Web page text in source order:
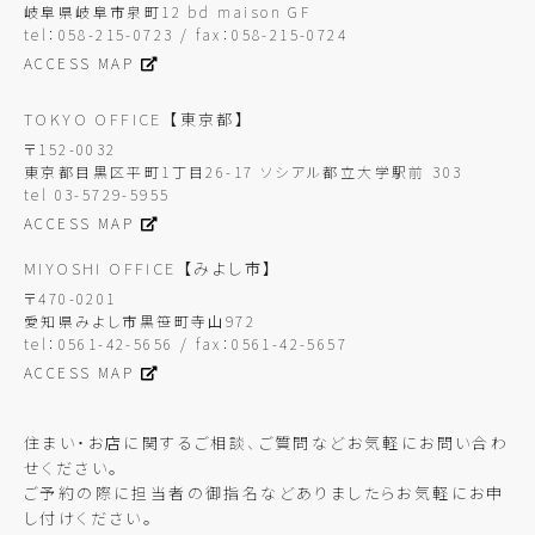
岐阜県岐阜市泉町12 bd maison GF
tel：058-215-0723 / fax：058-215-0724
ACCESS MAP
TOKYO OFFICE 【東京都】
〒152-0032
東京都目黒区平町1丁目26-17 ソシアル都立大学駅前 303
tel 03-5729-5955
ACCESS MAP
MIYOSHI OFFICE 【みよし市】
〒470-0201
愛知県みよし市黒笹町寺山972
tel：0561-42-5656 / fax：0561-42-5657
ACCESS MAP
住まい・お店に関するご相談、ご質問などお気軽にお問い合わ
せください。
ご予約の際に担当者の御指名などありましたらお気軽にお申
し付けください。